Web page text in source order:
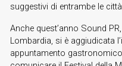
suggestivi di entrambe le
Anche quest’anno Sound
Lombardia, si è aggiudicata
appuntamento